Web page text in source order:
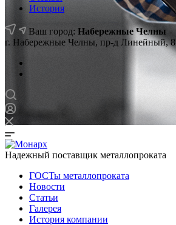
История
Ваш город: Набережные Челны
г. Набережные Челны, пр-д Линейный, 8
Надежный поставщик металлопроката
ГОСТы металлопроката
Новости
Статьи
Галерея
История компании